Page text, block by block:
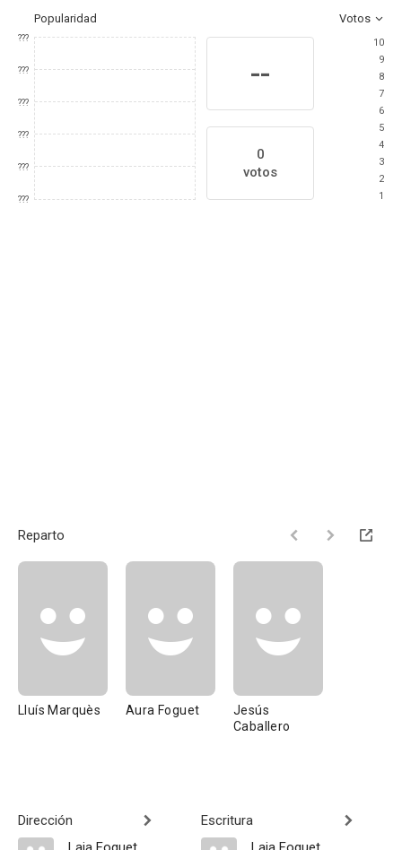
Popularidad Votos
???
???
???
???
???
???
--
0
votos
10
9
8
7
6
5
4
3
2
1
Reparto
Lluís Marquès Aura Foguet
Jesús
Caballero
Dirección
Escritura